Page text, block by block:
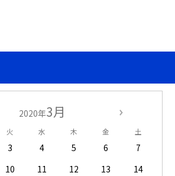
2020年3月
火 水 木 金 土
3 4 5 6
7
10 11 12 13
14